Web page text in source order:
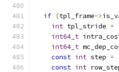
if (tpl_frame->
int tpl_stride =
int64_t
int64_t
const int step =
const int